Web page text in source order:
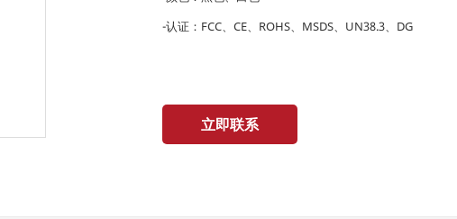
-认证：FCC、CE、ROHS、MSDS、UN38.3、DG
立即联系